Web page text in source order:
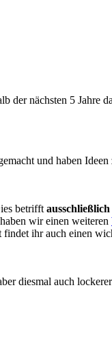
der nächsten 5 Jahre
und haben Ideen
betrifft ausschließlich
wir einen weiteren
findet ihr auch einen
diesmal auch lockerer